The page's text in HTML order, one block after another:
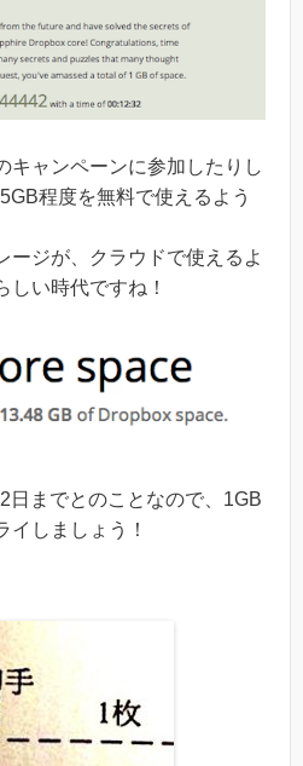
キャンペーンに参加したりし
程度を無料で使えるよう
ージが、クラウドで使えるよ
しい時代ですね！
日までとのことなので、1GB
イしましょう！